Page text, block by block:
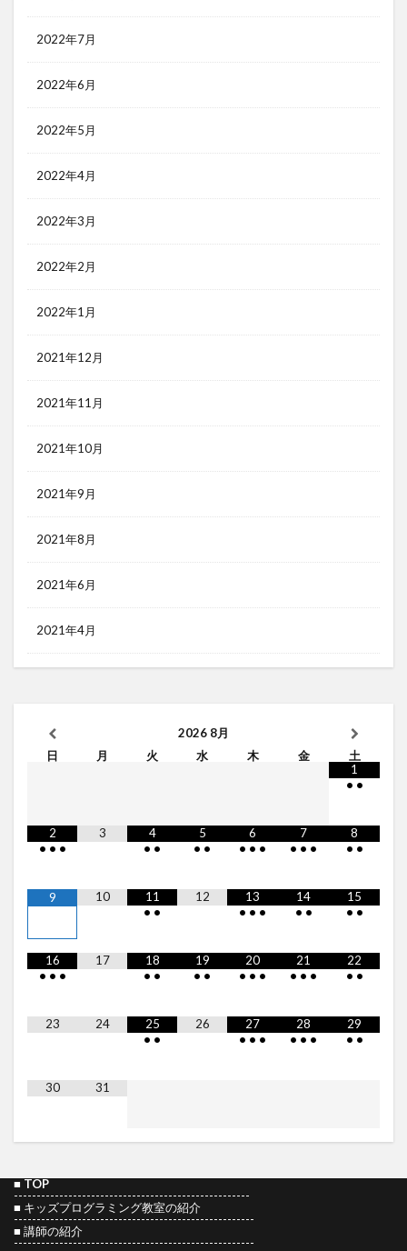
2022年7月
2022年6月
2022年5月
2022年4月
2022年3月
2022年2月
2022年1月
2021年12月
2021年11月
2021年10月
2021年9月
2021年8月
2021年6月
2021年4月
2026 8月
日
月 火 水 木 金
土
1
• •
2
• • •
3
4
• •
5
• •
6
• • •
7
• • •
8
• •
9 10
11
• •
12
13
• • •
14
• •
15
• •
16
• • •
17
18
• •
19
• •
20
• • •
21
• • •
22
• •
23 24
25
• •
26
27
• • •
28
• • •
29
• •
30 31
■ TOP
----------------------------------------------------
■ キッズプログラミング教室の紹介
-----------------------------------------------------
■ 講師の紹介
-----------------------------------------------------